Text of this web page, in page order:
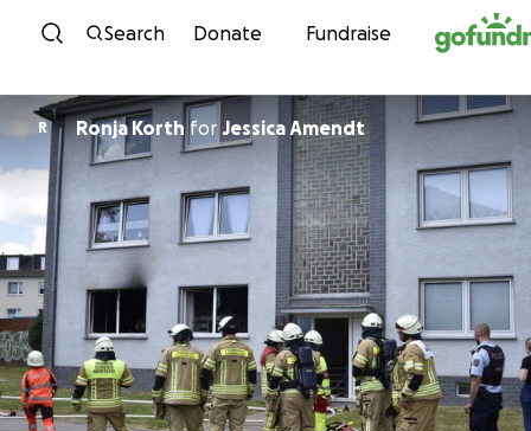
Skip to content
Search Donate Fundraise
R Ronja Korthfor Jessica Amendt